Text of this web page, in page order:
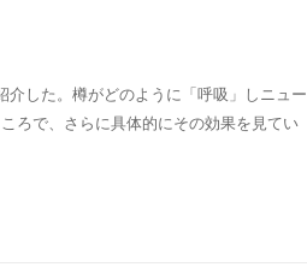
した。樽がどのように「呼吸」しニュー
ろで、さらに具体的にその効果を見てい